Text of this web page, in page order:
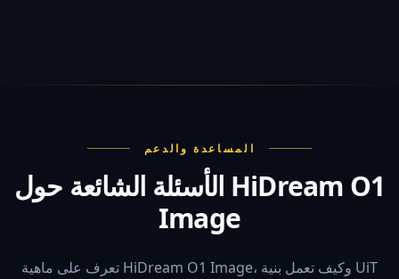
المساعدة والدعم
الأسئلة الشائعة حول HiDream O1
Image
تعرف على ماهية HiDream O1 Image، وكيف تعمل بنية UiT